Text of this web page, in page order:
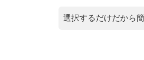
選択するだけだから簡